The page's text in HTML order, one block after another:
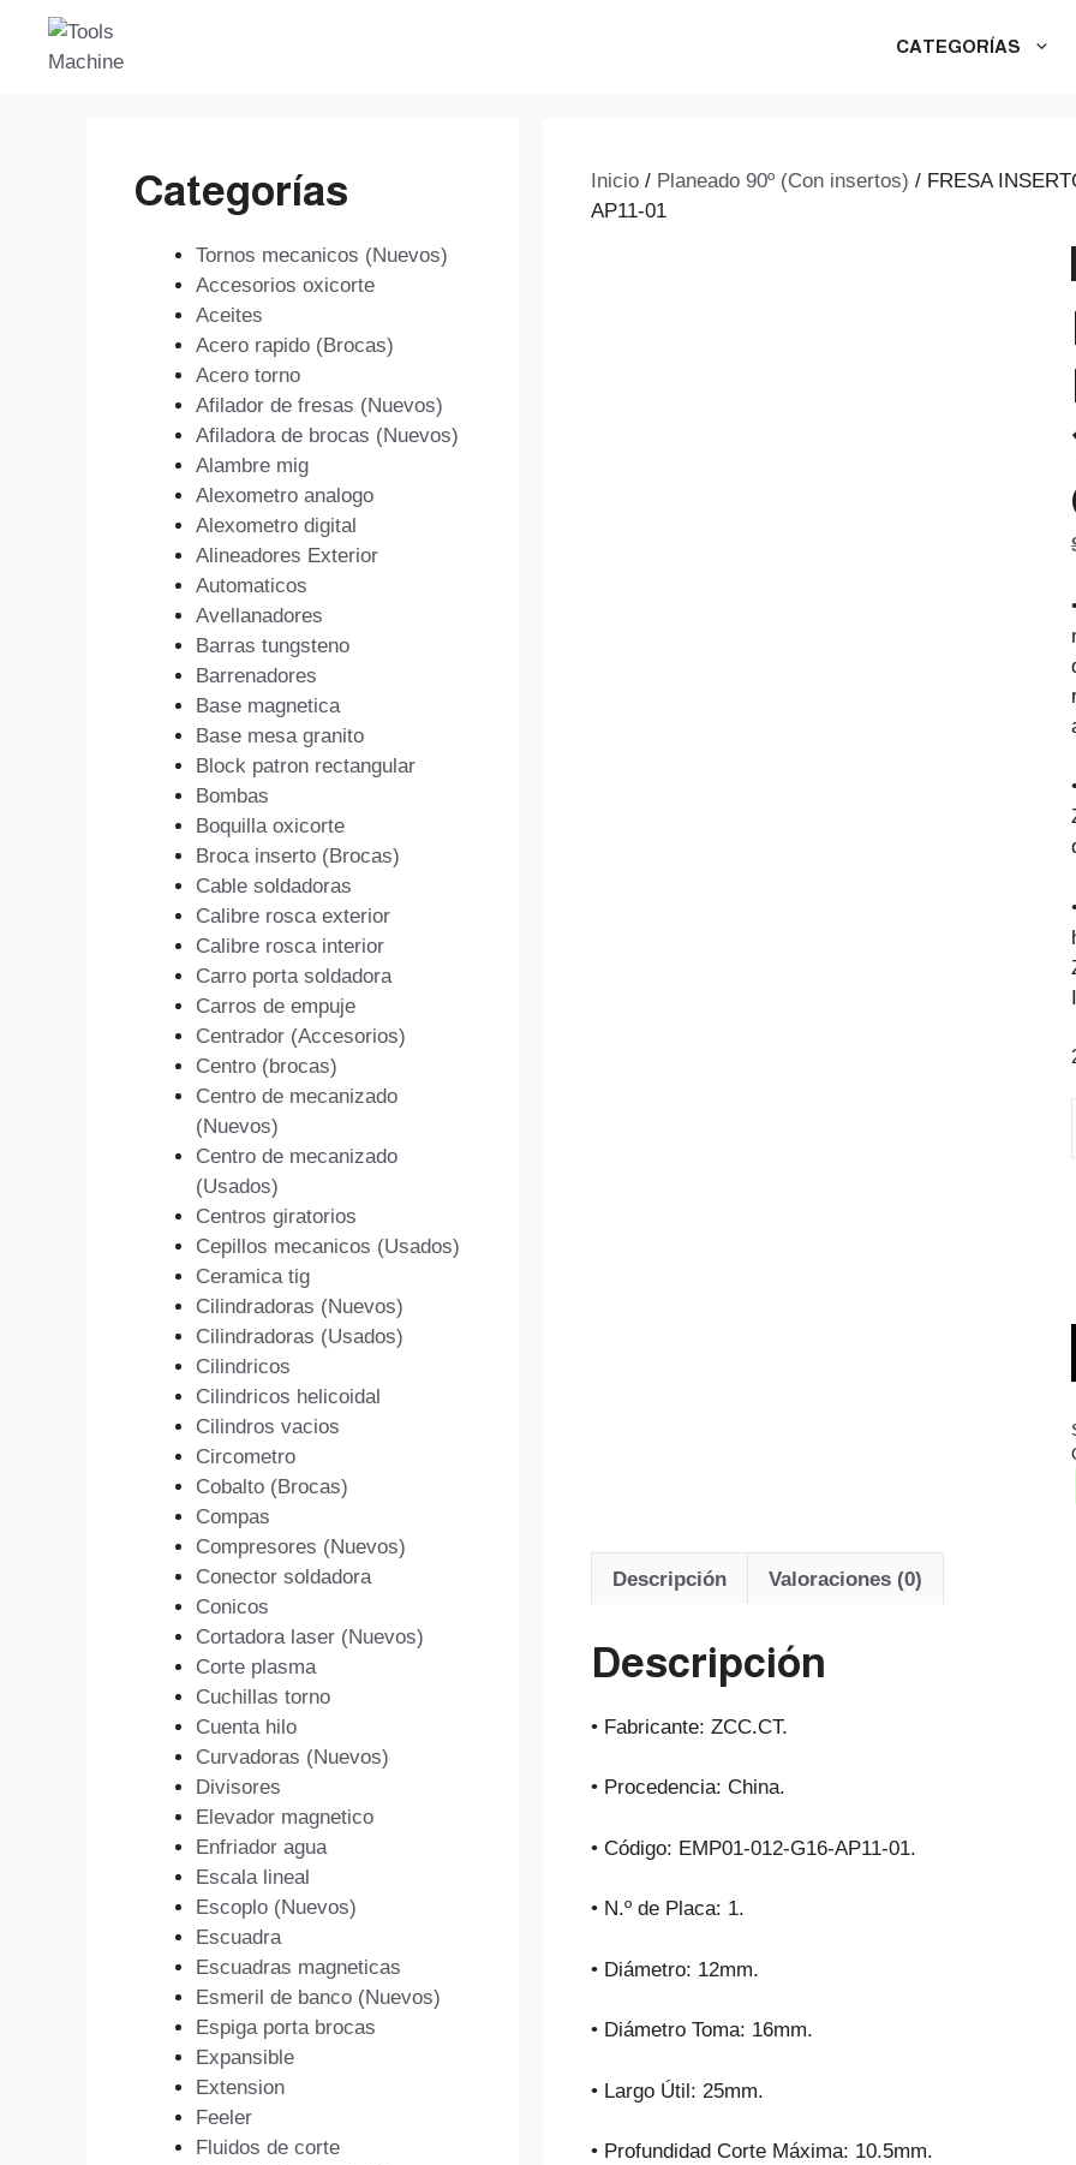
Saltar
contenido
CATEGORÍAS
Inicio / Planeado 90º (Con insertos) / FRESA
AP11-01
Descripción Valoraciones (0)
Descripción
• Fabricante: ZCC.CT.
• Procedencia: China.
• Código: EMP01-012-G16-AP11-01.
• N.º de Placa: 1.
• Diámetro: 12mm.
• Diámetro Toma: 16mm.
• Largo Útil: 25mm.
• Profundidad Corte Máxima: 10.5mm.
Categorías
Tornos mecanicos (Nuevos)
Accesorios oxicorte
Aceites
Acero rapido (Brocas)
Acero torno
Afilador de fresas (Nuevos)
Afiladora de brocas (Nuevos)
Alambre mig
Alexometro analogo
Alexometro digital
Alineadores Exterior
Automaticos
Avellanadores
Barras tungsteno
Barrenadores
Base magnetica
Base mesa granito
Block patron rectangular
Bombas
Boquilla oxicorte
Broca inserto (Brocas)
Cable soldadoras
Calibre rosca exterior
Calibre rosca interior
Carro porta soldadora
Carros de empuje
Centrador (Accesorios)
Centro (brocas)
Centro de mecanizado
(Nuevos)
Centro de mecanizado
(Usados)
Centros giratorios
Cepillos mecanicos (Usados)
Ceramica tig
Cilindradoras (Nuevos)
Cilindradoras (Usados)
Cilindricos
Cilindricos helicoidal
Cilindros vacios
Circometro
Cobalto (Brocas)
Compas
Compresores (Nuevos)
Conector soldadora
Conicos
Cortadora laser (Nuevos)
Corte plasma
Cuchillas torno
Cuenta hilo
Curvadoras (Nuevos)
Divisores
Elevador magnetico
Enfriador agua
Escala lineal
Escoplo (Nuevos)
Escuadra
Escuadras magneticas
Esmeril de banco (Nuevos)
Espiga porta brocas
Expansible
Extension
Feeler
Fluidos de corte